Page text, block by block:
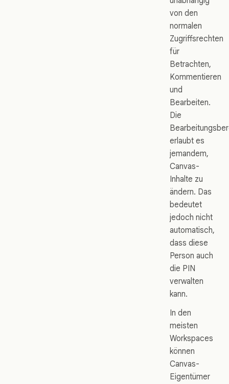
von den
normalen
Zugriffsrechten
für
Betrachten,
Kommentieren
und
Bearbeiten.
Die
erlaubt es
jemandem,
Canvas-
Inhalte zu
ändern. Das
bedeutet
jedoch nicht
automatisch,
dass diese
Person auch
die PIN
verwalten
kann.
In den
meisten
Workspaces
können
Canvas-
Eigentümer